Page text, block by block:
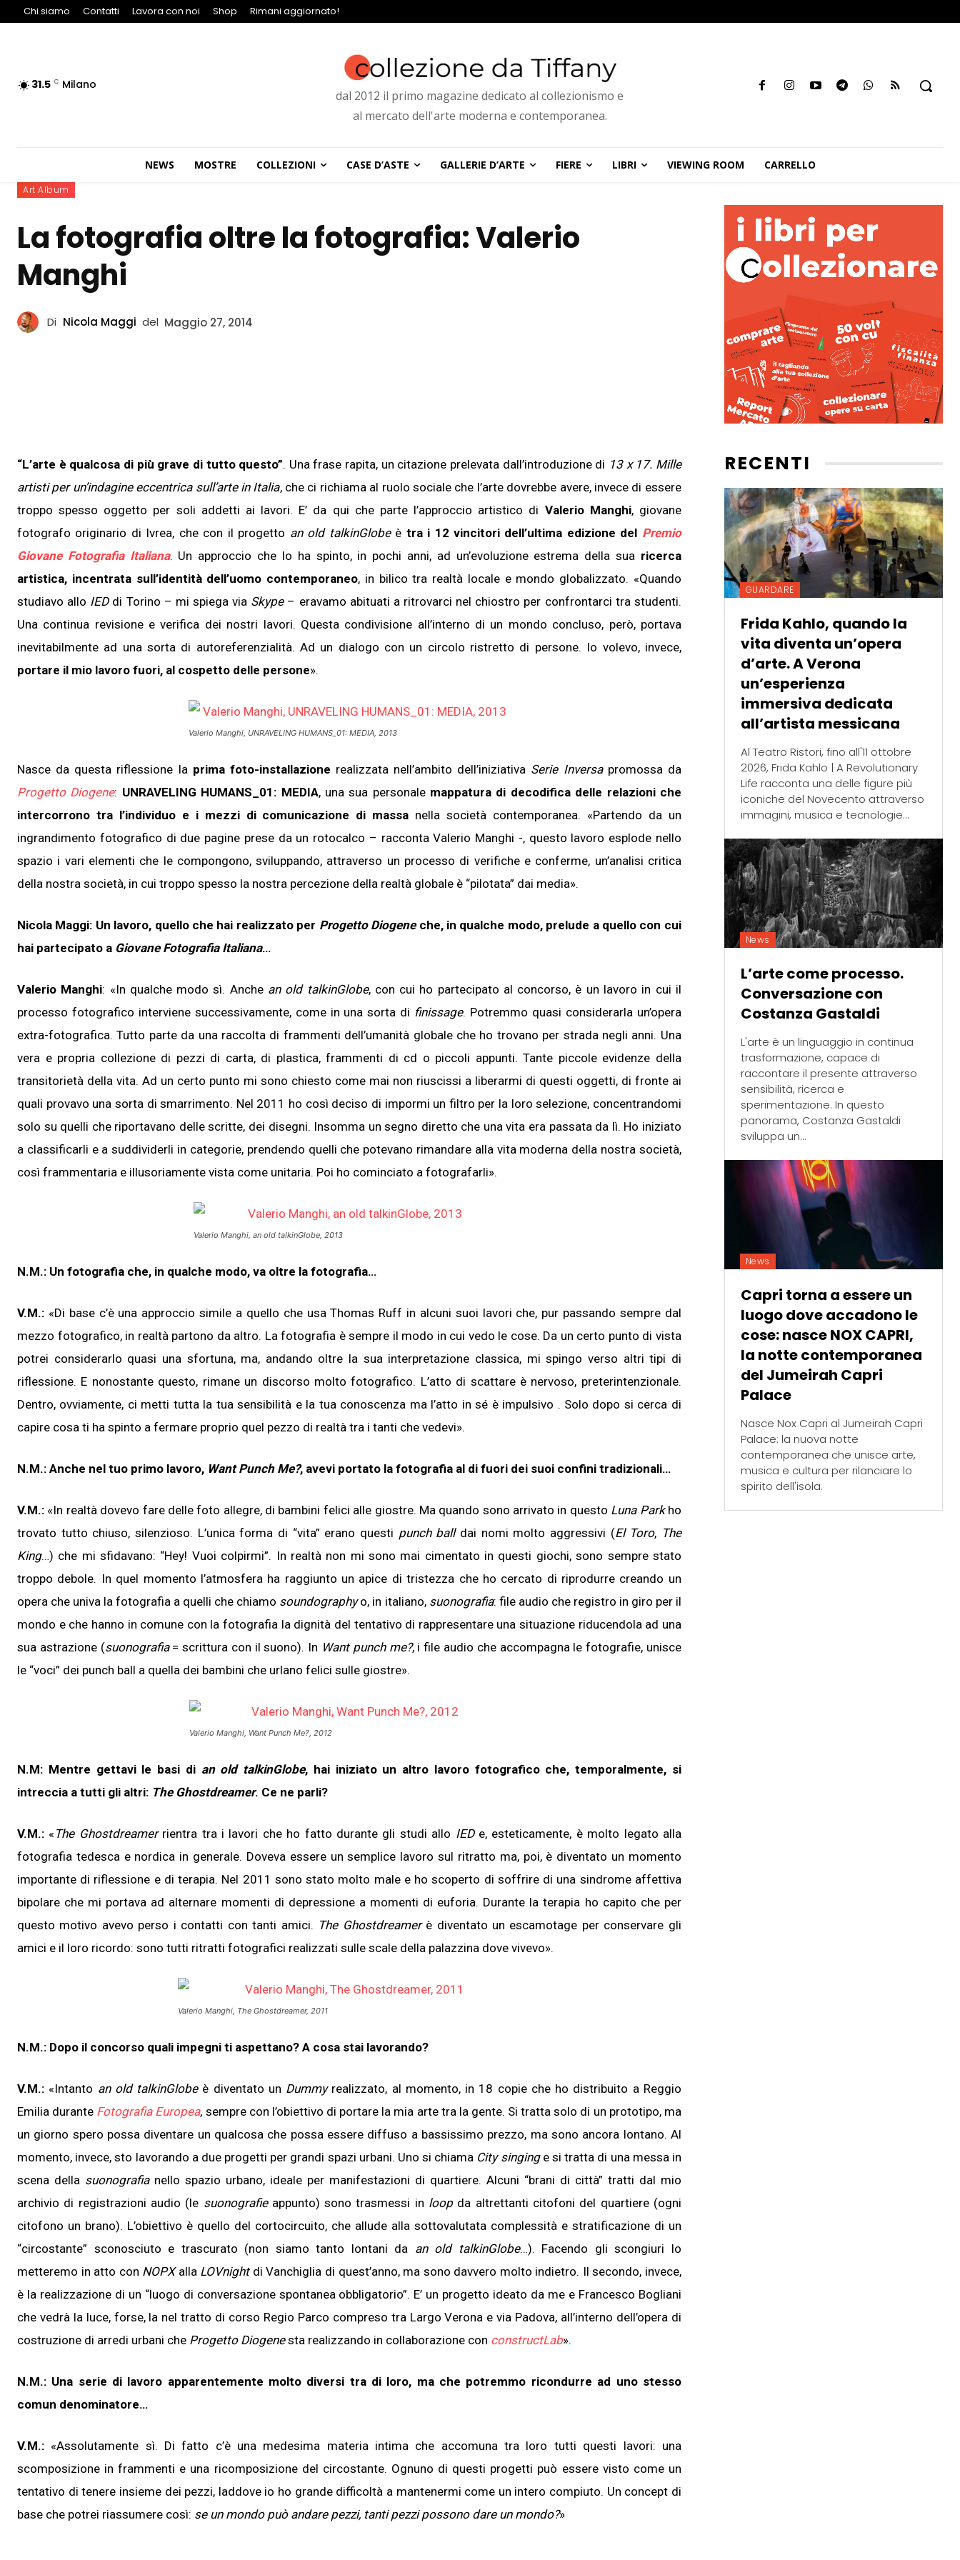
Chi siamo Contatti Lavora con noi Shop Rimani aggiornato!
31.5 C Milano
dal 2012 il primo magazine dedicato al collezionismo e
al mercato dell'arte moderna e contemporanea.
NEWS MOSTRE COLLEZIONI CASE D’ASTE GALLERIE D’ARTE FIERE LIBRI VIEWING ROOM CARRELLO
Art Album
La fotografia oltre la fotografia: Valerio
Manghi
Di Nicola Maggi del Maggio 27, 2014
“L’arte è qualcosa di più grave di tutto questo”. Una frase rapita, un citazione prelevata dall’introduzione di 13 x 17. Mille
artisti per un’indagine eccentrica sull’arte in Italia, che ci richiama al ruolo sociale che l’arte dovrebbe avere, invece di essere
troppo spesso oggetto per soli addetti ai lavori. E’ da qui che parte l’approccio artistico di Valerio Manghi, giovane
fotografo originario di Ivrea, che con il progetto an old talkinGlobeè tra i 12 vincitori dell’ultima edizione del Premio
Giovane Fotografia Italiana. Un approccio che lo ha spinto, in pochi anni, ad un’evoluzione estrema della sua ricerca
artistica, incentrata sull’identità dell’uomo contemporaneo, in bilico tra realtà locale e mondo globalizzato. «Quando
studiavo allo IEDdi Torino – mi spiega via Skype– eravamo abituati a ritrovarci nel chiostro per confrontarci tra studenti.
Una continua revisione e verifica dei nostri lavori. Questa condivisione all’interno di un mondo concluso, però, portava
inevitabilmente ad una sorta di autoreferenzialità. Ad un dialogo con un circolo ristretto di persone. Io volevo, invece,
portare il mio lavoro fuori, al cospetto delle persone».
Valerio Manghi, UNRAVELING HUMANS_01: MEDIA, 2013
Nasce da questa riflessione la prima foto-installazione realizzata nell’ambito dell’iniziativa Serie Inversapromossa da
Progetto Diogene: UNRAVELING HUMANS_01: MEDIA, una sua personale mappatura di decodifica delle relazioni che
intercorrono tra l’individuo e i mezzi di comunicazione di massa nella società contemporanea. «Partendo da un
ingrandimento fotografico di due pagine prese da un rotocalco – racconta Valerio Manghi -, questo lavoro esplode nello
spazio i vari elementi che le compongono, sviluppando, attraverso un processo di verifiche e conferme, un’analisi critica
della nostra società, in cui troppo spesso la nostra percezione della realtà globale è “pilotata” dai media».
Nicola Maggi: Un lavoro, quello che hai realizzato per Progetto Diogeneche, in qualche modo, prelude a quello con cui
hai partecipato a Giovane Fotografia Italiana…
Valerio Manghi: «In qualche modo sì. Anche an old talkinGlobe, con cui ho partecipato al concorso, è un lavoro in cui il
processo fotografico interviene successivamente, come in una sorta di finissage. Potremmo quasi considerarla un’opera
extra-fotografica. Tutto parte da una raccolta di frammenti dell’umanità globale che ho trovano per strada negli anni. Una
vera e propria collezione di pezzi di carta, di plastica, frammenti di cd o piccoli appunti. Tante piccole evidenze della
transitorietà della vita. Ad un certo punto mi sono chiesto come mai non riuscissi a liberarmi di questi oggetti, di fronte ai
quali provavo una sorta di smarrimento. Nel 2011 ho così deciso di impormi un filtro per la loro selezione, concentrandomi
solo su quelli che riportavano delle scritte, dei disegni. Insomma un segno diretto che una vita era passata da lì. Ho iniziato
a classificarli e a suddividerli in categorie, prendendo quelli che potevano rimandare alla vita moderna della nostra società,
così frammentaria e illusoriamente vista come unitaria. Poi ho cominciato a fotografarli».
Valerio Manghi, an old talkinGlobe, 2013
N.M.: Un fotografia che, in qualche modo, va oltre la fotografia…
V.M.: «Di base c’è una approccio simile a quello che usa Thomas Ruff in alcuni suoi lavori che, pur passando sempre dal
mezzo fotografico, in realtà partono da altro. La fotografia è sempre il modo in cui vedo le cose. Da un certo punto di vista
potrei considerarlo quasi una sfortuna, ma, andando oltre la sua interpretazione classica, mi spingo verso altri tipi di
riflessione. E nonostante questo, rimane un discorso molto fotografico. L’atto di scattare è nervoso, preterintenzionale.
Dentro, ovviamente, ci metti tutta la tua sensibilità e la tua conoscenza ma l’atto in sé è impulsivo . Solo dopo si cerca di
capire cosa ti ha spinto a fermare proprio quel pezzo di realtà tra i tanti che vedevi».
N.M.: Anche nel tuo primo lavoro, Want Punch Me?, avevi portato la fotografia al di fuori dei suoi confini tradizionali…
V.M.: «In realtà dovevo fare delle foto allegre, di bambini felici alle giostre. Ma quando sono arrivato in questo Luna Parkho
trovato tutto chiuso, silenzioso. L’unica forma di “vita” erano questi punch balldai nomi molto aggressivi (El Toro, The
King…) che mi sfidavano: “Hey! Vuoi colpirmi”. In realtà non mi sono mai cimentato in questi giochi, sono sempre stato
troppo debole. In quel momento l’atmosfera ha raggiunto un apice di tristezza che ho cercato di riprodurre creando un
opera che univa la fotografia a quelli che chiamo soundographyo, in italiano, suonografia: file audio che registro in giro per il
mondo e che hanno in comune con la fotografia la dignità del tentativo di rappresentare una situazione riducendola ad una
sua astrazione (suonografia= scrittura con il suono). In Want punch me?, i file audio che accompagna le fotografie, unisce
le “voci” dei punch ball a quella dei bambini che urlano felici sulle giostre».
Valerio Manghi, Want Punch Me?, 2012
N.M: Mentre gettavi le basi di an old talkinGlobe, hai iniziato un altro lavoro fotografico che, temporalmente, si
intreccia a tutti gli altri: The Ghostdreamer. Ce ne parli?
V.M.: « The Ghostdreamerrientra tra i lavori che ho fatto durante gli studi allo IEDe, esteticamente, è molto legato alla
fotografia tedesca e nordica in generale. Doveva essere un semplice lavoro sul ritratto ma, poi, è diventato un momento
importante di riflessione e di terapia. Nel 2011 sono stato molto male e ho scoperto di soffrire di una sindrome affettiva
bipolare che mi portava ad alternare momenti di depressione a momenti di euforia. Durante la terapia ho capito che per
questo motivo avevo perso i contatti con tanti amici. The Ghostdreamerè diventato un escamotage per conservare gli
amici e il loro ricordo: sono tutti ritratti fotografici realizzati sulle scale della palazzina dove vivevo».
Valerio Manghi, The Ghostdreamer, 2011
N.M.: Dopo il concorso quali impegni ti aspettano? A cosa stai lavorando?
V.M.: «Intanto an old talkinGlobeè diventato un Dummyrealizzato, al momento, in 18 copie che ho distribuito a Reggio
Emilia durante Fotografia Europea, sempre con l’obiettivo di portare la mia arte tra la gente. Si tratta solo di un prototipo, ma
un giorno spero possa diventare un qualcosa che possa essere diffuso a bassissimo prezzo, ma sono ancora lontano. Al
momento, invece, sto lavorando a due progetti per grandi spazi urbani. Uno si chiama City singinge si tratta di una messa in
scena della suonografianello spazio urbano, ideale per manifestazioni di quartiere. Alcuni “brani di città” tratti dal mio
archivio di registrazioni audio (le suonografieappunto) sono trasmessi in loopda altrettanti citofoni del quartiere (ogni
citofono un brano). L’obiettivo è quello del cortocircuito, che allude alla sottovalutata complessità e stratificazione di un
“circostante” sconosciuto e trascurato (non siamo tanto lontani da an old talkinGlobe…). Facendo gli scongiuri lo
metteremo in atto con NOPXalla LOVnightdi Vanchiglia di quest’anno, ma sono davvero molto indietro. Il secondo, invece,
è la realizzazione di un “luogo di conversazione spontanea obbligatorio”. E’ un progetto ideato da me e Francesco Bogliani
che vedrà la luce, forse, la nel tratto di corso Regio Parco compreso tra Largo Verona e via Padova, all’interno dell’opera di
costruzione di arredi urbani che Progetto Diogenesta realizzando in collaborazione con constructLab».
N.M.: Una serie di lavoro apparentemente molto diversi tra di loro, ma che potremmo ricondurre ad uno stesso
comun denominatore…
V.M.: «Assolutamente sì. Di fatto c’è una medesima materia intima che accomuna tra loro tutti questi lavori: una
scomposizione in frammenti e una ricomposizione del circostante. Ognuno di questi progetti può essere visto come un
tentativo di tenere insieme dei pezzi, laddove io ho grande difficoltà a mantenermi come un intero compiuto. Un concept di
base che potrei riassumere così: se un mondo può andare pezzi, tanti pezzi possono dare un mondo?»
RECENTI
GUARDARE
Frida Kahlo, quando la
vita diventa un’opera
d’arte. A Verona
un’esperienza
immersiva dedicata
all’artista messicana
Al Teatro Ristori, fino all'11 ottobre
2026, Frida Kahlo | A Revolutionary
Life racconta una delle figure più
iconiche del Novecento attraverso
immagini, musica e tecnologie...
News
L’arte come processo.
Conversazione con
Costanza Gastaldi
L'arte è un linguaggio in continua
trasformazione, capace di
raccontare il presente attraverso
sensibilità, ricerca e
sperimentazione. In questo
panorama, Costanza Gastaldi
sviluppa un...
News
Capri torna a essere un
luogo dove accadono le
cose: nasce NOX CAPRI,
la notte contemporanea
del Jumeirah Capri
Palace
Nasce Nox Capri al Jumeirah Capri
Palace: la nuova notte
contemporanea che unisce arte,
musica e cultura per rilanciare lo
spirito dell'isola.